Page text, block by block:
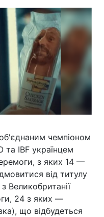
чемпіоном
та IBF українцем
з яких 14 —
від титулу
Великобританії
24 з яких —
що відбудеться